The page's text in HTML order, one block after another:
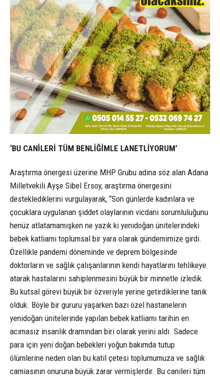
‘BU CANİLERİ TÜM BENLİĞİMLE LANETLİYORUM’
Araştırma önergesi üzerine MHP Grubu adına söz alan Adana
Milletvekili Ayşe Sibel Ersoy, araştırma önergesini
desteklediklerini vurgulayarak, “Son günlerde kadınlara ve
çocuklara uygulanan şiddet olaylarının vicdani sorumluluğunu
henüz atlatamamışken ne yazık ki yenidoğan ünitelerindeki
bebek katliamı toplumsal bir yara olarak gündemimize girdi.
Özellikle pandemi döneminde ve deprem bölgesinde
doktorların ve sağlık çalışanlarının kendi hayatlarını tehlikeye
atarak hastalarını sahiplenmesini büyük bir minnetle izledik.
Bu kutsal görevi büyük bir özveriyle yerine getirdiklerine tanık
olduk. Böyle bir gururu yaşarken bazı özel hastanelerin
yenidoğan ünitelerinde yapılan bebek katliamı tarihin en
acımasız insanlık dramından biri olarak yerini aldı. Sadece
para için yeni doğan bebekleri yoğun bakımda tutup
ölümlerine neden olan bu katil çetesi toplumumuza ve sağlık
camiasının onuruna büyük zarar vermişlerdir. Bu canileri tüm